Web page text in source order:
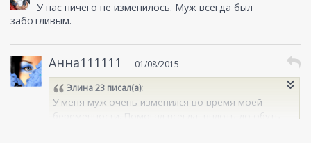
У нас ничего не изменилось. Муж всегда был
заботливым.
Анна111111
01/08/2015
Элина 23 писал(а):
У меня муж очень изменился во время моей